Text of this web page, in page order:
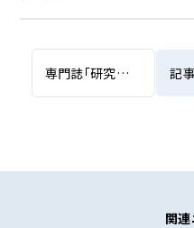
専門誌「研究開発リーダー」への記事掲載について 記
関連